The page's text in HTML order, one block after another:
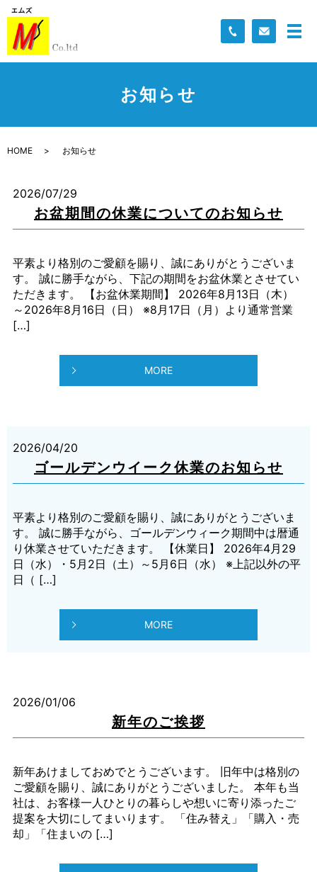
お知らせ
HOME お知らせ
2026/07/29
お盆期間の休業についてのお知らせ
平素より格別のご愛顧を賜り、誠にありがとうございま
す。 誠に勝手ながら、下記の期間をお盆休業とさせてい
ただきます。 【お盆休業期間】 2026年8月13日（木）
～2026年8月16日（日） ※8月17日（月）より通常営業
[…]
MORE
2026/04/20
ゴールデンウイーク休業のお知らせ
平素より格別のご愛顧を賜り、誠にありがとうございま
す。 誠に勝手ながら、ゴールデンウィーク期間中は暦通
り休業させていただきます。 【休業日】 2026年4月29
日（水）・5月2日（土）～5月6日（水） ※上記以外の平
日（ […]
MORE
2026/01/06
新年のご挨拶
新年あけましておめでとうございます。 旧年中は格別の
ご愛顧を賜り、誠にありがとうございました。 本年も当
社は、お客様一人ひとりの暮らしや想いに寄り添ったご
提案を大切にしてまいります。 「住み替え」「購入・売
却」「住まいの […]